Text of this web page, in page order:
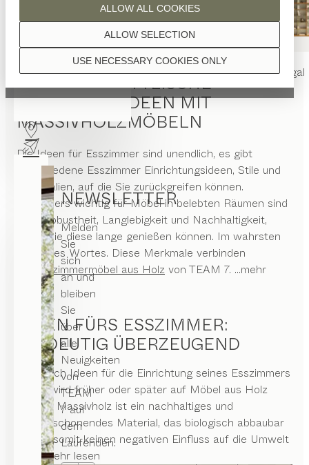
USE NECESSARY COOKIES ONLY
ALLOW SELECTION
ALLOW ALL COOKIES
nyaTisch nyaStuhl filignoRegal
NEWSLETTER
Melden
Sie
sich
an und
bleiben
Sie
über
alle
Neuigkeiten
von
TEAM
7 auf
dem
Laufenden.
NATÜRLICH STYLISCHE
ESSZIMMER IDEEN MIT
MASSIVHOLZMÖBELN
Die Ideen für Esszimmer sind unendlich, es gibt
verschiedene Esszimmer Einrichtungsideen, Stile und
Materialien, auf die Sie zurückgreifen können.
Besonders wichtig für Möbel in belebten Räumen sind
aber Robustheit, Langlebigkeit und Nachhaltigkeit,
damit Sie diese lange genießen können. Im wahrsten
Sinne des Wortes. Diese Merkmale verbinden
Esszimmermöbel aus Holz von TEAM 7. ...mehr
lesen
IDEEN FÜRS ESSZIMMER:
EINDEUTIG ÜBERZEUGEND
Wer nach Ideen für die Einrichtung seines Esszimmers
sucht, wird früher oder später auf Möbel aus Holz
stoßen. Massivholz ist ein nachhaltiges und
umweltschonendes Material, das biologisch abbaubar
ist und somit keinen negativen Einfluss auf die Umwelt
...mehr lesen